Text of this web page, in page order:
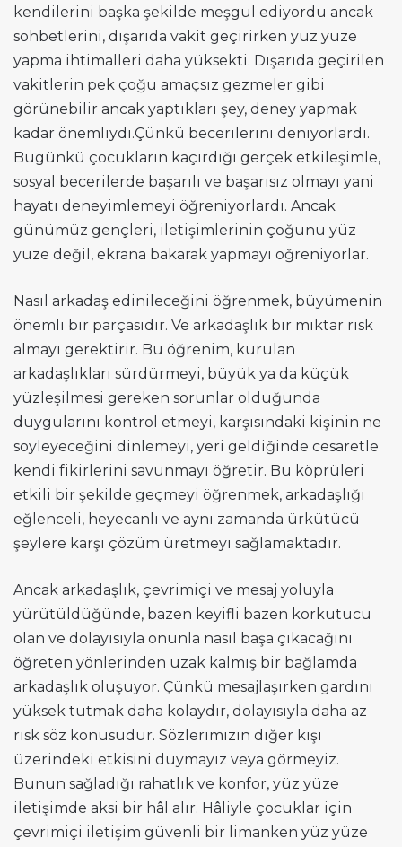
kendilerini başka şekilde meşgul ediyordu ancak
sohbetlerini, dışarıda vakit geçirirken yüz yüze
yapma ihtimalleri daha yüksekti. Dışarıda geçirilen
vakitlerin pek çoğu amaçsız gezmeler gibi
görünebilir ancak yaptıkları şey, deney yapmak
kadar önemliydi.Çünkü becerilerini deniyorlardı.
Bugünkü çocukların kaçırdığı gerçek etkileşimle,
sosyal becerilerde başarılı ve başarısız olmayı yani
hayatı deneyimlemeyi öğreniyorlardı. Ancak
günümüz gençleri, iletişimlerinin çoğunu yüz
yüze değil, ekrana bakarak yapmayı öğreniyorlar.
Nasıl arkadaş edinileceğini öğrenmek, büyümenin
önemli bir parçasıdır. Ve arkadaşlık bir miktar risk
almayı gerektirir. Bu öğrenim, kurulan
arkadaşlıkları sürdürmeyi, büyük ya da küçük
yüzleşilmesi gereken sorunlar olduğunda
duygularını kontrol etmeyi, karşısındaki kişinin ne
söyleyeceğini dinlemeyi, yeri geldiğinde cesaretle
kendi fikirlerini savunmayı öğretir. Bu köprüleri
etkili bir şekilde geçmeyi öğrenmek, arkadaşlığı
eğlenceli, heyecanlı ve aynı zamanda ürkütücü
şeylere karşı çözüm üretmeyi sağlamaktadır.
Ancak arkadaşlık, çevrimiçi ve mesaj yoluyla
yürütüldüğünde, bazen keyifli bazen korkutucu
olan ve dolayısıyla onunla nasıl başa çıkacağını
öğreten yönlerinden uzak kalmış bir bağlamda
arkadaşlık oluşuyor. Çünkü mesajlaşırken gardını
yüksek tutmak daha kolaydır, dolayısıyla daha az
risk söz konusudur. Sözlerimizin diğer kişi
üzerindeki etkisini duymayız veya görmeyiz.
Bunun sağladığı rahatlık ve konfor, yüz yüze
iletişimde aksi bir hâl alır. Hâliyle çocuklar için
çevrimiçi iletişim güvenli bir limanken yüz yüze